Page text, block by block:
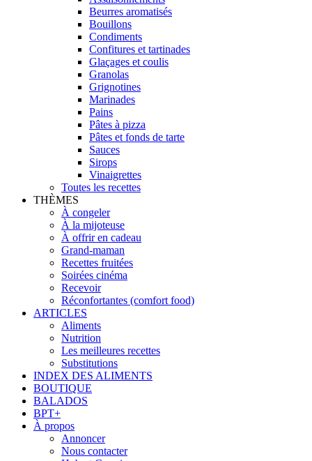
Beurres aromatisés
Bouillons
Condiments
Confitures et tartinades
Glaçages et coulis
Granolas
Grignotines
Marinades
Pains
Pâtes à pizza
Pâtes et fonds de tarte
Sauces
Sirops
Vinaigrettes
Toutes les recettes
THÈMES
À congeler
À la mijoteuse
À offrir en cadeau
Grand-maman
Recettes fruitées
Soirées cinéma
Recevoir
Réconfortantes (comfort food)
ARTICLES
Aliments
Nutrition
Les meilleures recettes
Substitutions
INDEX DES ALIMENTS
BOUTIQUE
BALADOS
BPT+
À propos
Annoncer
Nous contacter